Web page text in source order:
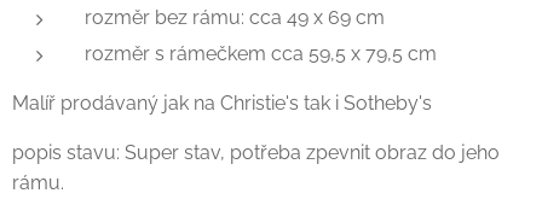
rozměr bez rámu: cca 49 x 69 cm
rozměr s rámečkem cca 59,5 x 79,5 cm
Malíř prodávaný jak na Christie's tak i Sotheby's
popis stavu: Super stav, potřeba zpevnit obraz do jeho
rámu.